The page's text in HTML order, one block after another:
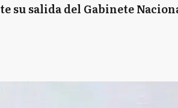
su salida del Gabinete